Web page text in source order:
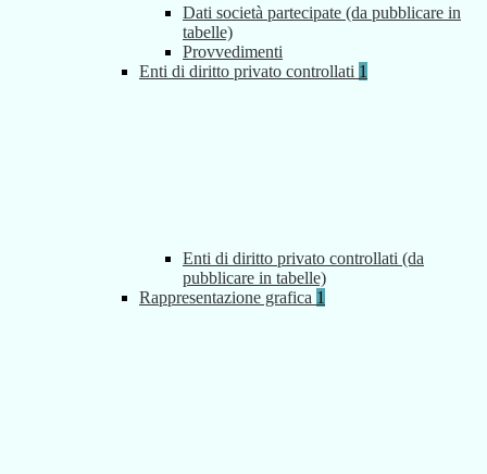
Dati società partecipate (da pubblicare in
tabelle)
Provvedimenti
Enti di diritto privato controllati 1
Enti di diritto privato controllati (da
pubblicare in tabelle)
Rappresentazione grafica 1